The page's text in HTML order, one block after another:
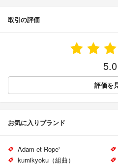
取引の評価
5.0
評価を
お気に入りブランド
Adam et Rope'
kumikyoku（組曲）